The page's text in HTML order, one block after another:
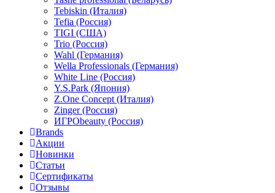
Tebiskin (Италия)
Tefia (Россия)
TIGI (США)
Trio (Россия)
Wahl (Германия)
Wella Professionals (Германия)
White Line (Россия)
Y.S.Park (Япония)
Z.One Concept (Италия)
Zinger (Россия)
ИГРОbeauty (Россия)
Brands
Акции
Новинки
Статьи
Сертификаты
Отзывы